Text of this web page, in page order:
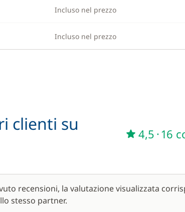
Incluso nel prezzo
Incluso nel prezzo
clienti su
4,5 ·16
recensioni, la valutazione visualizzata
stesso partner.